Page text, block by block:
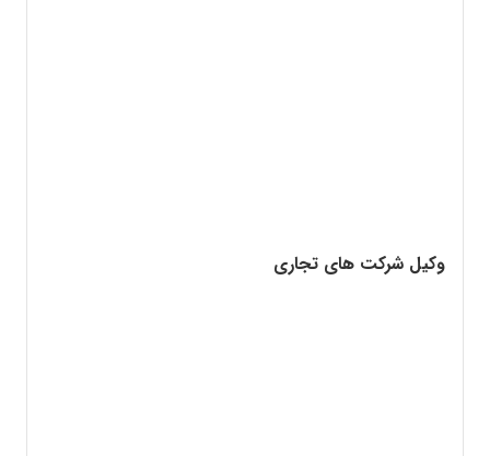
وکیل شرکت های تجاری